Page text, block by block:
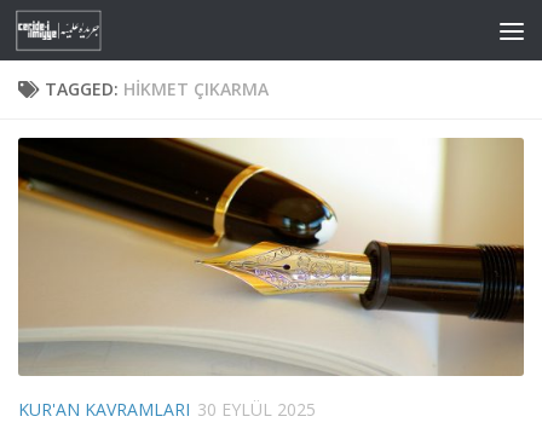
Skip to content
TAGGED: HIKMET ÇIKARMA
KUR'AN KAVRAMLARI 30 EYLÜL 2025